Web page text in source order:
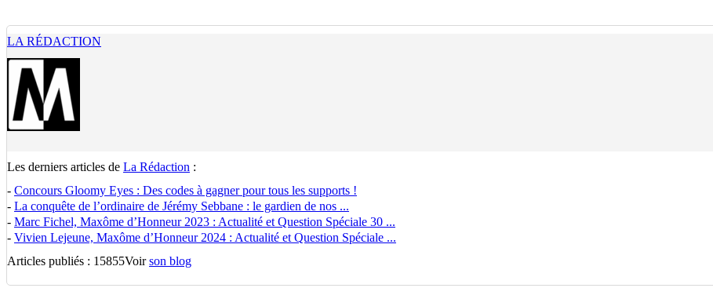
LA RÉDACTION
Les derniers articles de La Rédaction :
- Concours Gloomy Eyes : Des codes à gagner pour tous les supports !
- La conquête de l’ordinaire de Jérémy Sebbane : le gardien de nos ...
- Marc Fichel, Maxôme d’Honneur 2023 : Actualité et Question Spéciale 30 ...
- Vivien Lejeune, Maxôme d’Honneur 2024 : Actualité et Question Spéciale ...
Articles publiés : 15855Voirson blog